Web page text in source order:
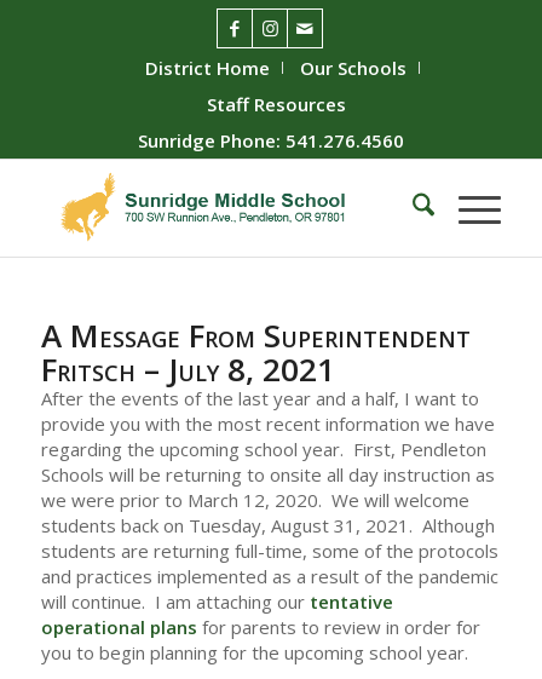
District Home
Our Schools
Staff Resources
Sunridge Phone: 541.276.4560
A Message From Superintendent
Fritsch – July 8, 2021
After the events of the last year and a half, I want to
provide you with the most recent information we have
regarding the upcoming school year. First, Pendleton
Schools will be returning to onsite all day instruction as
we were prior to March 12, 2020. We will welcome
students back on Tuesday, August 31, 2021. Although
students are returning full-time, some of the protocols
and practices implemented as a result of the pandemic
will continue. I am attaching our tentative
operational plans for parents to review in order for
you to begin planning for the upcoming school year.